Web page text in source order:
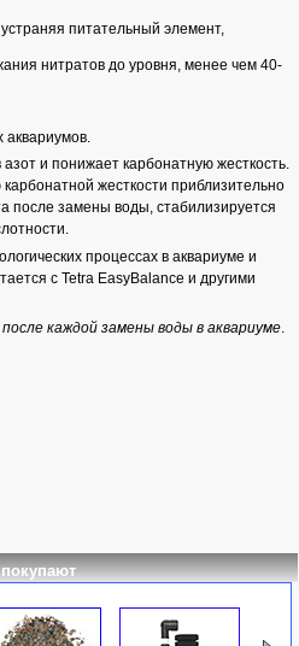
питательный элемент,
нитратов до уровня, менее чем 40-
аквариумов.
и понижает карбонатную жесткость.
жесткости приблизительно
после замены воды, стабилизируется
процессах в аквариуме и
с Tetra EasyBalance и другими
каждой замены воды в аквариуме.